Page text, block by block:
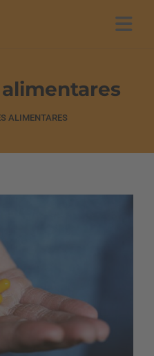
ALIMENTARES